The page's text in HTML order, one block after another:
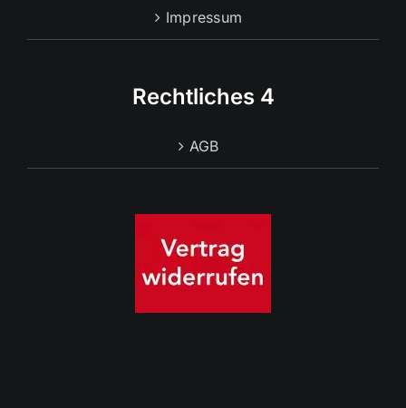
Impressum
Rechtliches 4
AGB